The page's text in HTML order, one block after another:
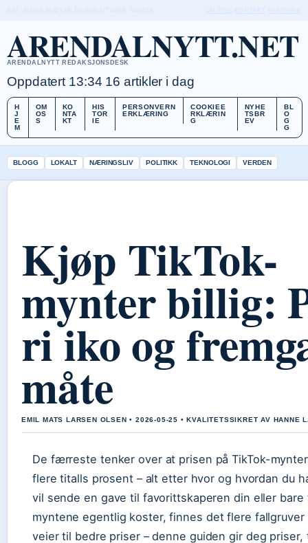
ARENDALNYTT.NET
ARENDALNYTT REDAKSJONSDESK
Oppdatert 13:34 16 artikler i dag
H
J
E
M
OM
OS
S
KO
NTA
KT
HIS
TOR
IE
PERSONVERN
ERKLÆRING
COOKIEE
RKLÆRIN
G
NYHE
TSBR
EV
BL
O
G
G
BLOGG LOKALT NÆRINGSLIV POLITIKK TEKNOLOGI VERDEN
Kjøp TikTok-
mynter billig:
ri iko og
måte
EMIL MATS LARSEN OLSEN • 2026-05-25 • KVALITETSSIKRET AV HANNE
De færreste tenker over at prisen på TikTok-
flere titalls prosent – alt etter hvor og hvordan du
vil sende en gave til favorittskaperen din eller bare
myntene egentlig koster, finnes det flere fallgruver
veier til bedre priser – denne guiden gir deg priser,